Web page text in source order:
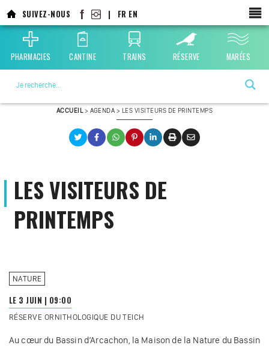
au
contenu
principal
SUIVEZ-NOUS | FR EN
PHARMACIES CANTINE TRAINS RÉSERVE MARÉES
ACCUEIL> AGENDA > LES VISITEURS DE PRINTEMPS
LES VISITEURS DE
PRINTEMPS
NATURE
LE 3 JUIN | 09:00
RÉSERVE ORNITHOLOGIQUE DU TEICH
Au cœur du Bassin d’Arcachon, la Maison de la Nature du Bassin